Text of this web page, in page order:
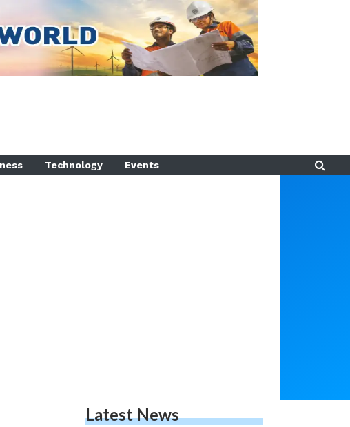
Technology Events
Latest News